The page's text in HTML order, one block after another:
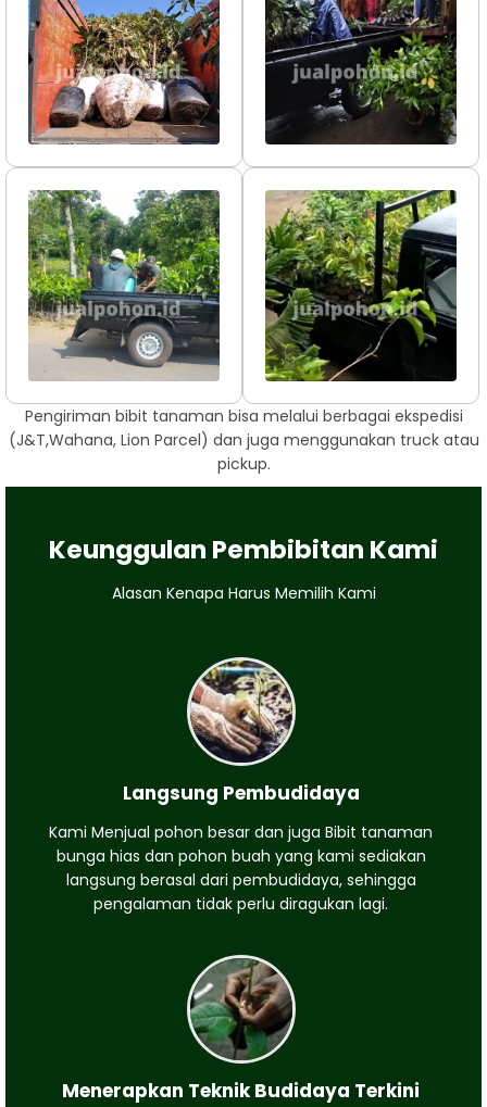
Pengiriman bibit tanaman bisa melalui berbagai ekspedisi
(J&T,Wahana, Lion Parcel) dan juga menggunakan truck atau
pickup.
Keunggulan Pembibitan Kami
Alasan Kenapa Harus Memilih Kami
Langsung Pembudidaya
Kami Menjual pohon besar dan juga Bibit tanaman
bunga hias dan pohon buah yang kami sediakan
langsung berasal dari pembudidaya, sehingga
pengalaman tidak perlu diragukan lagi.
Menerapkan Teknik Budidaya Terkini